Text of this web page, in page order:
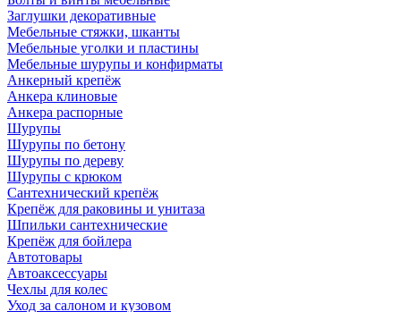
Заглушки декоративные
Мебельные стяжки, шканты
Мебельные уголки и пластины
Мебельные шурупы и конфирматы
Анкерный крепёж
Анкера клиновые
Анкера распорные
Шурупы
Шурупы по бетону
Шурупы по дереву
Шурупы с крюком
Сантехнический крепёж
Крепёж для раковины и унитаза
Шпильки сантехнические
Крепёж для бойлера
Автотовары
Автоаксессуары
Чехлы для колес
Уход за салоном и кузовом